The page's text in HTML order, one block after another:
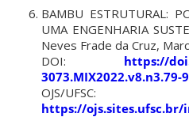
BAMBU ESTRUTURAL:
UMA ENGENHARIA
Neves Frade da Cruz,
DOI: https://
3073.MIX2022.v8.n3.79-
OJS/UFSC:
https://